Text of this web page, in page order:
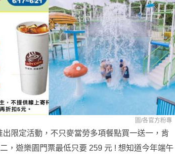
圖/各官方粉專
限定活動，不只麥當勞多項餐點買一送一，肯
，遊樂園門票最低只要 259 元 ! 想知道今年端午